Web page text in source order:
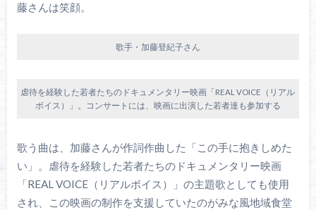
藤さんは笑顔。
歌手・加藤登紀子さん
虐待を経験した若者たちのドキュメンタリー映画「REAL VOICE（リアル
ボイス）」。コンサートには、映画に出演した若者達も参加する
歌う曲は、加藤さんが作詞作曲した「この手に抱きしめた
い」。虐待を経験した若者たちのドキュメンタリー映画
「REAL VOICE（リアルボイス）」の主題歌としても使用
され、この映画の制作を支援していたのがみな風地域食堂